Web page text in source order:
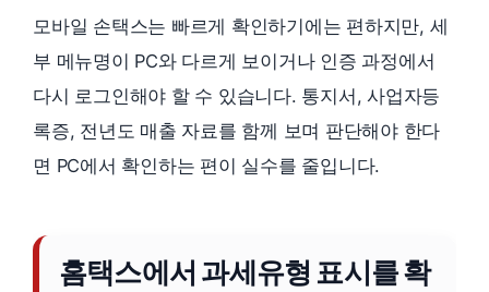
모바일 손택스는 빠르게 확인하기에는 편하지만, 세
부 메뉴명이 PC와 다르게 보이거나 인증 과정에서
다시 로그인해야 할 수 있습니다. 통지서, 사업자등
록증, 전년도 매출 자료를 함께 보며 판단해야 한다
면 PC에서 확인하는 편이 실수를 줄입니다.
홈택스에서 과세유형 표시를 확